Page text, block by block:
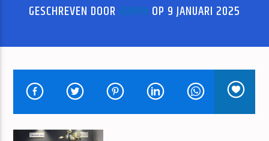
HUIDIG NUMMER
DE CONNECTIE
DE RUITER
GESCHREVEN DOOR ADMIN OP 9 JANUARI 2025